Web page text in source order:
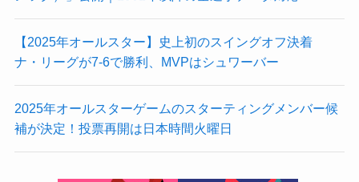
【2025年オールスター】史上初のスイングオフ決着
ナ・リーグが7-6で勝利、MVPはシュワーバー
2025年オールスターゲームのスターティングメンバー候
補が決定！投票再開は日本時間火曜日